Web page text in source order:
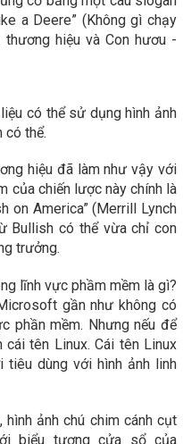
a Deere” (Không gì chạy
hiệu và Con hươu -
có thể sử dụng hình ảnh
có thể.
hiệu đã làm như vậy với
của chiến lược này chính là
on America” (Merrill Lynch
Bullish có thể vừa chỉ con
trưởng.
lĩnh vực phầm mềm là gì?
gần như không có
phần mềm. Nhưng nếu để
tên Linux. Cái tên Linux
dùng với hình ảnh linh
ảnh chú chim cánh cụt
biểu tượng cửa sổ của